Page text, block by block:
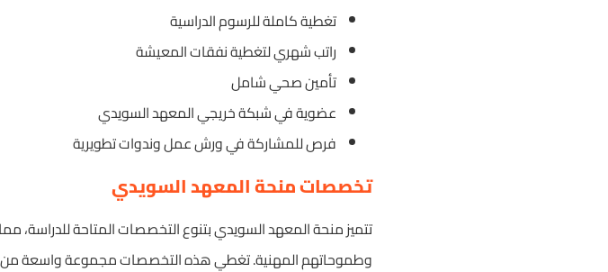
تغطية كاملة للرسوم الدراسية
راتب شهري لتغطية نفقات المعيشة
تأمين صحي شامل
عضوية في شبكة خريجي المعهد السويدي
فرص للمشاركة في ورش عمل وندوات تطويرية
تخصصات منحة المعهد السويدي
تتميز منحة المعهد السويدي بتنوع التخصصات المتاحة للدراسة،
وطموحاتهم المهنية. تغطي هذه التخصصات مجموعة واسعة من